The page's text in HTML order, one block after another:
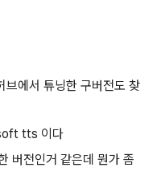
에서 튜닝한 구버전도 찾
tts 이다
버전인거 같은데 뭔가 좀